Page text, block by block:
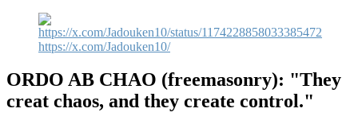
https://x.com/Jadouken10/
ORDO AB CHAO (freemasonry): "They
creat chaos, and they create control."